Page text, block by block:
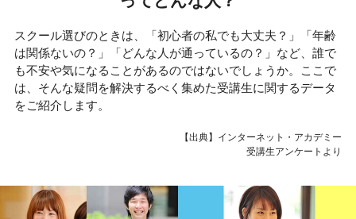
スクール選びのときは、「初心者の私でも大丈夫？」「年齢
は関係ないの？」「どんな人が通っているの？」など、誰で
も不安や気になることがあるのではないでしょうか。ここで
は、そんな疑問を解決するべく集めた受講生に関するデータ
をご紹介します。
【出典】インターネット・アカデミー
受講生アンケートより